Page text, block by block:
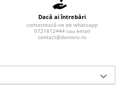
Dacă ai întrebări
contactează-ne pe whatsapp
0721812444 sau email
contact@damoro.ro